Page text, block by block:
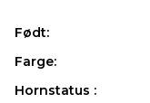
Født:
Farge:
Hornstatus :